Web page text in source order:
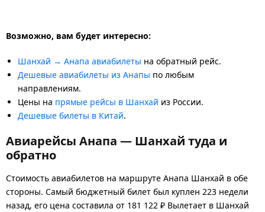
Возможно, вам будет интересно:
Шанхай → Анапа авиабилеты на обратный рейс.
Дешевые авиабилеты из Анапы по любым
направлениям.
Цены на прямые рейсы в Шанхай из России.
Дешевые билеты в Китай.
Авиарейсы Анапа — Шанхай туда и
обратно
Стоимость авиабилетов на маршруте Анапа Шанхай в обе
стороны. Самый бюджетный билет был куплен 223 недели
назад, его цена составила от 181 122 ₽ Вылетает в Шанхай